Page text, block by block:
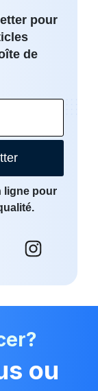
pour
de
ligne pour
ou